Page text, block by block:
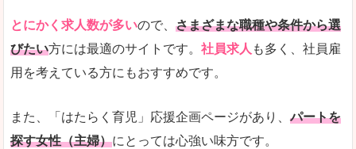
とにかく求人数が多いので、 さまざまな職種や条件から選
びたい方には最適のサイトです。 社員求人 も多く、社員雇
用を考えている方にもおすすめです。
また、「はたらく育児」応援企画ページがあり、パートを
探す女性（主婦）にとっては心強い味方です。